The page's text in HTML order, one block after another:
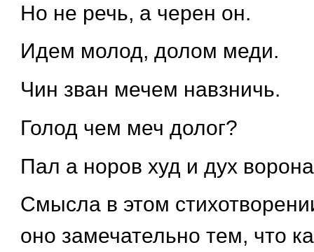
Но не речь, а черен он.
Идем молод, долом меди.
Чин зван мечем навзничь.
Голод чем меч долог?
Пал а норов худ и дух
Смысла в этом
оно замечательно тем, что